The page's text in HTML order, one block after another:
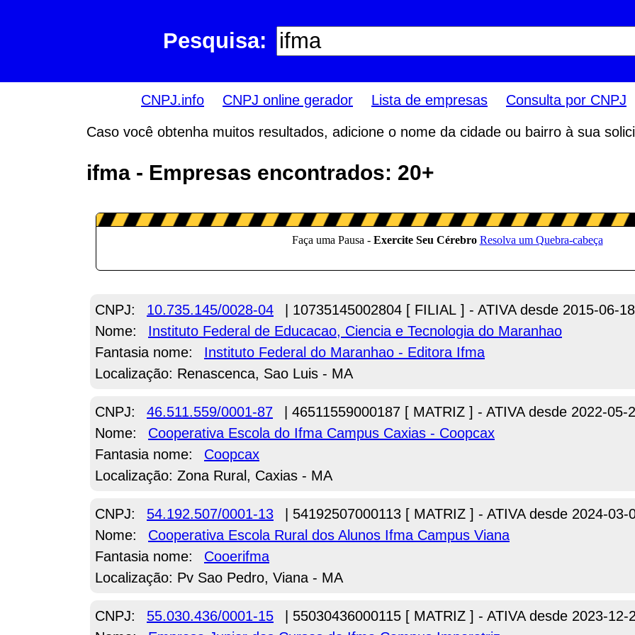
Pesquisa:
CNPJ.info CNPJ online gerador Lista de empresas Consulta por CNPJ
Caso você obtenha muitos resultados, adicione o nome da cidade ou bairro à sua
ifma - Empresas encontrados: 20+
CNPJ: 10.735.145/0028-04
| 10735145002804 [ FILIAL ] - ATIVA desde 2015-06-18
Nome:
Instituto Federal de Educacao, Ciencia e Tecnologia do Maranhao
Fantasia nome:
Instituto Federal do Maranhao - Editora Ifma
Localização: Renascenca, Sao Luis - MA
CNPJ: 46.511.559/0001-87
| 46511559000187 [ MATRIZ ] - ATIVA desde 2022-05-
Nome:
Cooperativa Escola do Ifma Campus Caxias - Coopcax
Fantasia nome:
Coopcax
Localização: Zona Rural, Caxias - MA
CNPJ: 54.192.507/0001-13
| 54192507000113 [ MATRIZ ] - ATIVA desde 2024-03-
Nome:
Cooperativa Escola Rural dos Alunos Ifma Campus Viana
Fantasia nome:
Cooerifma
Localização: Pv Sao Pedro, Viana - MA
CNPJ: 55.030.436/0001-15
| 55030436000115 [ MATRIZ ] - ATIVA desde 2023-12-